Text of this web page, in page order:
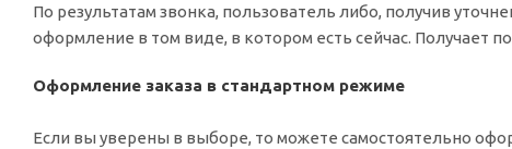
По результатам звонка, пользователь либо, получив
оформление в том виде, в котором есть сейчас. Получает
Оформление заказа в стандартном режиме
Если вы уверены в выборе, то можете самостоятельно